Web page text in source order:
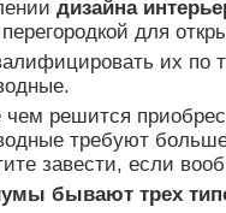
дизайна
для
их по
решится
требуют
завести, если
бывают трех